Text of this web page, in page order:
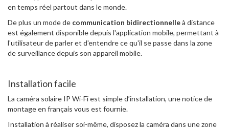
en temps réel partout dans le monde.
De plus un mode de communication bidirectionnelleà distance
est également disponible depuis l'application mobile, permettant à
l'utilisateur de parler et d'entendre ce qu'il se passe dans la zone
de surveillance depuis son appareil mobile.
Installation facile
La caméra solaire IP Wi-Fi est simple d’installation, une notice de
montage en français vous est fournie.
Installation à réaliser soi-même, disposez la caméra dans une zone